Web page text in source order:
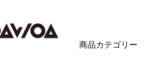
商品カテゴリー